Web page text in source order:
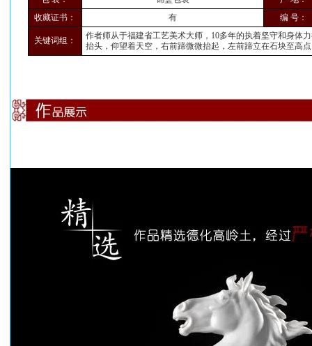
收藏证书：
有 编 号：
关键词组：
作者师从于福建省工艺美术大师，10多年的执着坚守和身体
抬头，仰望着天空，右前蹄微微抬起，左前蹄立在石块至高